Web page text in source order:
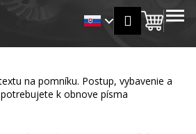
košík
MENU
na pomníku. Postup, vybavenie a
k obnove písma